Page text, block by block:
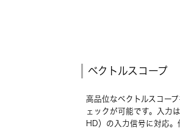
ベクトルスコープ
高品位なベクトルスコー
ェックが可能です。入力
HD）の入力信号に対応